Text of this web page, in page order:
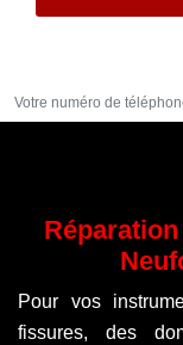
Pour vos
fissures, des